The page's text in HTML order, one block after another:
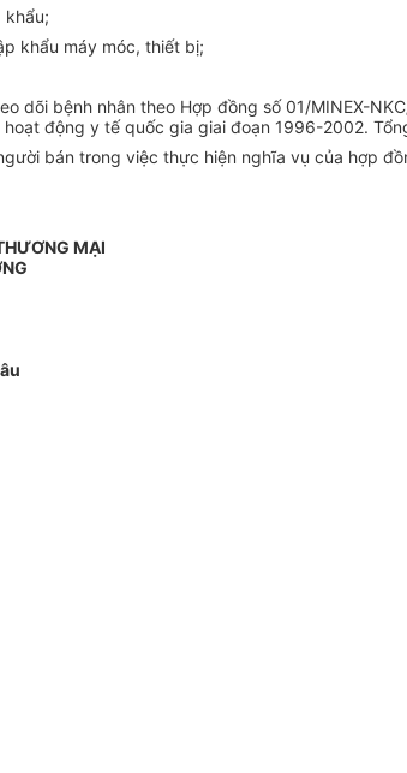
khẩu máy móc, thiết bị;
dõi bệnh nhân theo Hợp đồng số 01/MINEX-
động y tế quốc gia giai đoạn 1996-2002.
bán trong việc thực hiện nghĩa vụ của hợp
MẠI